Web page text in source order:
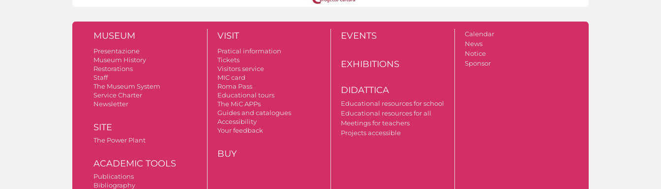
MUSEUM
Presentazione
Museum History
Restorations
Staff
The Museum System
Service Charter
Newsletter
SITE
The Power Plant
ACADEMIC TOOLS
Publications
Bibliography
VISIT
Pratical information
Tickets
Visitors service
MIC card
Roma Pass
Educational tours
The MiC APPs
Guides and catalogues
Accessibility
Your feedback
BUY
EVENTS
EXHIBITIONS
DIDATTICA
Educational resources for school
Educational resources for all
Meetings for teachers
Projects accessible
Calendar
News
Notice
Sponsor